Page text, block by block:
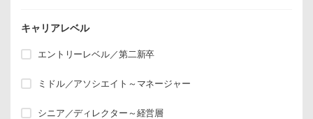
キャリアレベル
エントリーレベル／第二新卒
ミドル／アソシエイト～マネージャー
シニア／ディレクター～経営層